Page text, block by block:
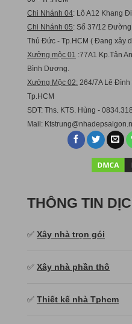
Chi Nhánh 04: Lô A12 Khang
Chi Nhánh 05: Số 37/12 Đường
Thủ Đức - Tp.HCM ( Đang xây
Xưởng mộc 01
:77A1 Kp.Tân
Bình Dương.
Xưởng Mộc 02: 264/7A Lê Đình
Tp.HCM
SDT: Ths. KTS. Hùng -
Mail: Ktstru
THÔNG TIN
✅ Xây nhà trọn gói
✅ Xây nhà phần thô
✅ Thiết kế nhà Tphcm